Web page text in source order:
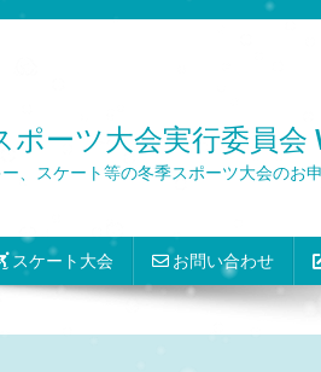
ポーツ大会実行委員
、スケート等の冬季スポーツ大会のお
スケート大会 お問い合わせ